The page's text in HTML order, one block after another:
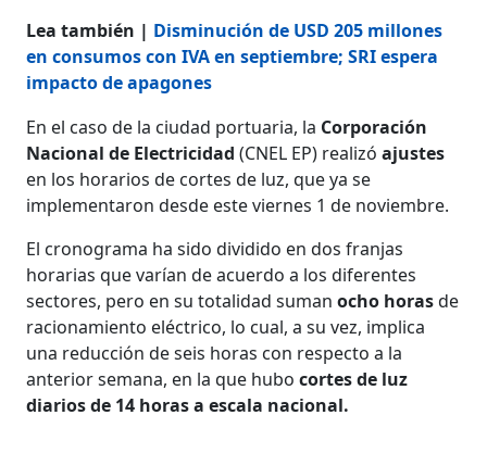
Lea también | Disminución de USD 205 millones
en consumos con IVA en septiembre; SRI espera
impacto de apagones
En el caso de la ciudad portuaria, la Corporación
Nacional de Electricidad (CNEL EP) realizóajustes
en los horarios de cortes de luz, que ya se
implementaron desde este viernes 1 de noviembre.
El cronograma ha sido dividido en dos franjas
horarias que varían de acuerdo a los diferentes
sectores, pero en su totalidad sumanocho horasde
racionamiento eléctrico, lo cual, a su vez, implica
una reducción de seis horas con respecto a la
anterior semana, en la que hubocortes de luz
diarios de 14 horas a escala nacional.